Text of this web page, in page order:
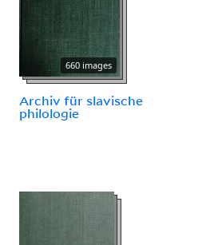
660 images
Archiv für slavische
philologie